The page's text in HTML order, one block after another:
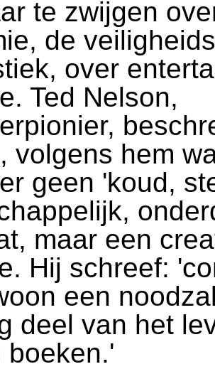
te zwijgen
de
over
Ted Nelson,
volgens hem
geen 'koud,
maar een
Hij schreef:
een
deel van het
boeken.'